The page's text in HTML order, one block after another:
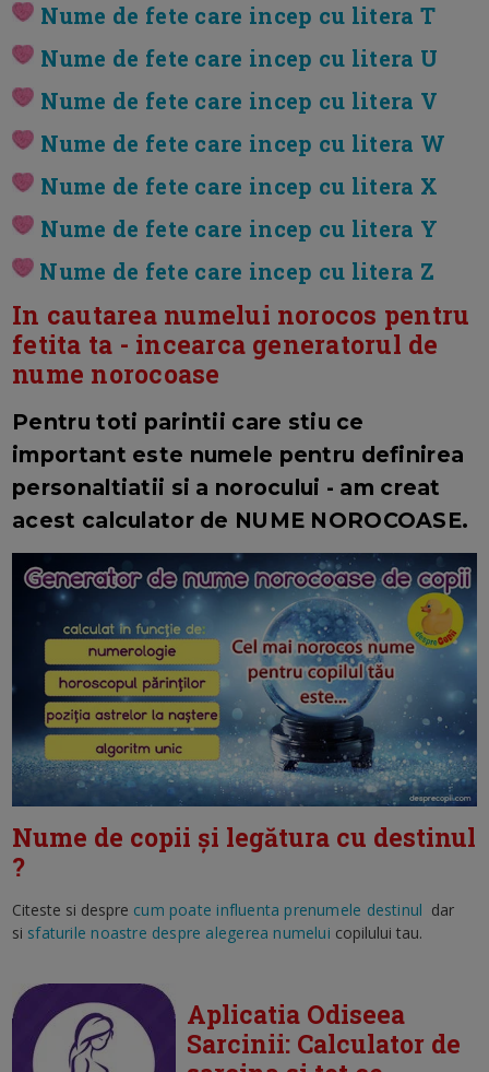
Nume de fete care incep cu litera T
Nume de fete care incep cu litera U
Nume de fete care incep cu litera V
Nume de fete care incep cu litera W
Nume de fete care incep cu litera X
Nume de fete care incep cu litera Y
Nume de fete care incep cu litera Z
In cautarea numelui norocos pentru
fetita ta - incearca generatorul de
nume norocoase
Pentru toti parintii care stiu ce
important este numele pentru definirea
personaltiatii si a norocului - am creat
acest calculator de NUME NOROCOASE.
Nume de copii și legătura cu destinul
?
Citeste si despre cum poate influenta prenumele destinul dar
si sfaturile noastre despre alegerea numelui copilului tau.
Aplicatia Odiseea
Sarcinii: Calculator de